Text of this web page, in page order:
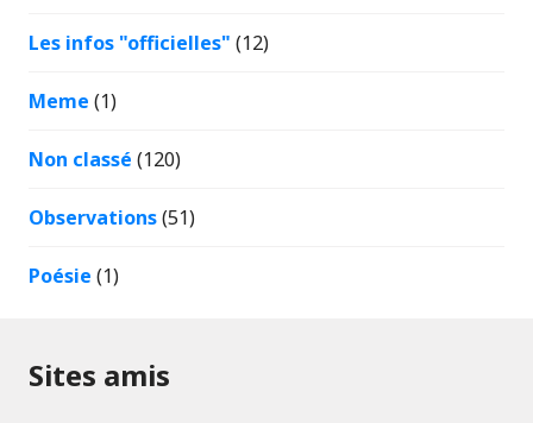
Les infos "officielles" (12)
Meme (1)
Non classé (120)
Observations(51)
Poésie (1)
Sites amis